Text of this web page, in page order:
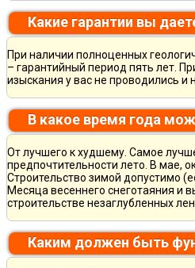
Какие гарантии вы
При наличии полноценных
– гарантийный период пять лет.
изыскания у вас не проводились
В какое время года
От лучшего к худшему. Самое
предпочтительности лето. В мае,
Строительство зимой допустимо
Месяца весеннего снеготаяния и
строительстве незаглубленных
Каким должен быть